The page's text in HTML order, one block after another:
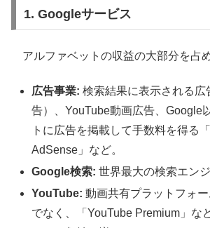
1. Googleサービス
アルファベットの収益の大部分を占
広告事業: 検索結果に表示される広
告）、YouTube動画広告、Google
トに広告を掲載して手数料を得る
AdSense」など。
Google検索: 世界最大の検索エンジ
YouTube: 動画共有プラットフォ
でなく、「YouTube Premium」な